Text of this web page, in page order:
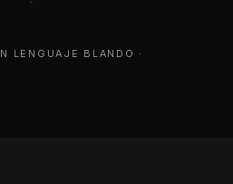
LENGUAJE BLANDO ·